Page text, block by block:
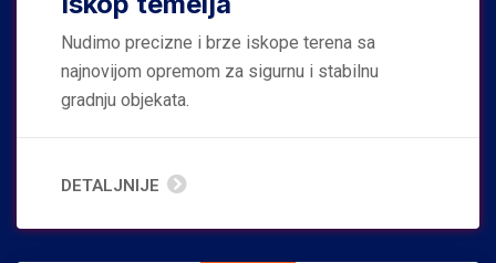
Nudimo precizne i brze iskope terena sa
najnovijom opremom za sigurnu i stabilnu
gradnju objekata.
DETALJNIJE